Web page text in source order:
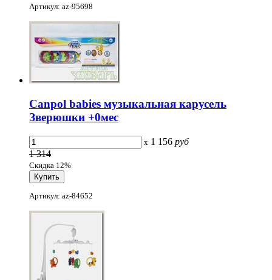
Артикул: az-95698
Canpol babies музыкальная карусель
Зверюшки +0мес
x 1 156 руб
1 314
Скидка 12%
Артикул: az-84652